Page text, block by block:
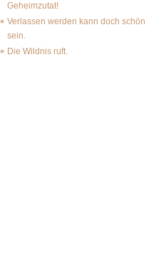
Geheimzutat!
Verlassen werden kann doch schön
sein.
Die Wildnis ruft.